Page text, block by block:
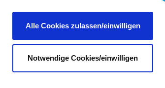
Alle Cookies zulassen/einwilligen
Notwendige Cookies/einwilligen
Portale & Shops